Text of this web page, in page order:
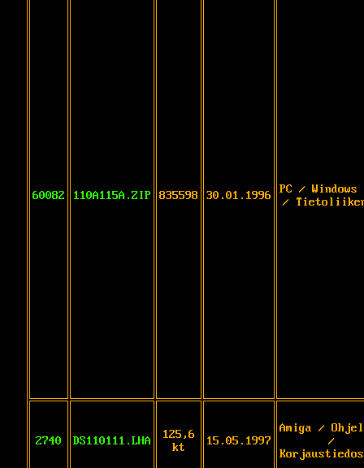
60082 110A115A.ZIP 835598 30.01.1996
PC /
/
2740 DS110111.LHA
125,6
kt
15.05.1997
Amiga /
/